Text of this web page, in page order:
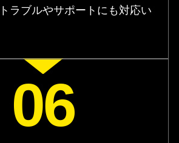
ラブルやサポートにも対応い
06